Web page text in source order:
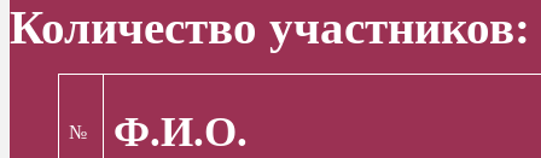
Количество участников:
№
Ф.И.О.